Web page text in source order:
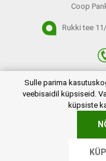
Coop
Rukki tee
Sulle parima
veebisaidil küpsiseid.
küpsiste